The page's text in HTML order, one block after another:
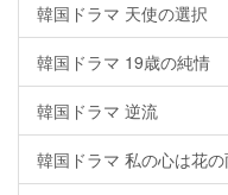
韓国ドラマ 天使の選択
韓国ドラマ 19歳の純情
韓国ドラマ 逆流
韓国ドラマ 私の心は花